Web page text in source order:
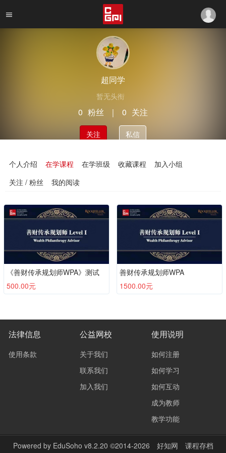
超同学
暂无头衔
0 粉丝 ｜ 0 关注
关注 私信
个人介绍 在学课程 在学班级 收藏课程
加入小组
关注 / 粉丝
我的阅读
《善财传承规划师WPA》测试
500.00元
善财传承规划师WPA
1500.00元
法律信息
使用条款
公益网校
关于我们
联系我们
加入我们
使用说明
如何注册
如何学习
如何互动
成为教师
教学功能
Powered by EduSoho v8.2.20 ©2014-2026 好知网 课程存档